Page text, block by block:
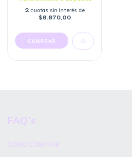
2 cuotas sin interés de
$8.870,00
COMPRAR
FAQ´s
CÓMO COMPRAR